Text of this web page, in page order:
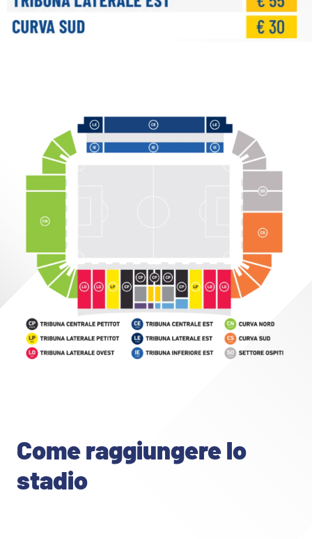
Come raggiungere lo
stadio